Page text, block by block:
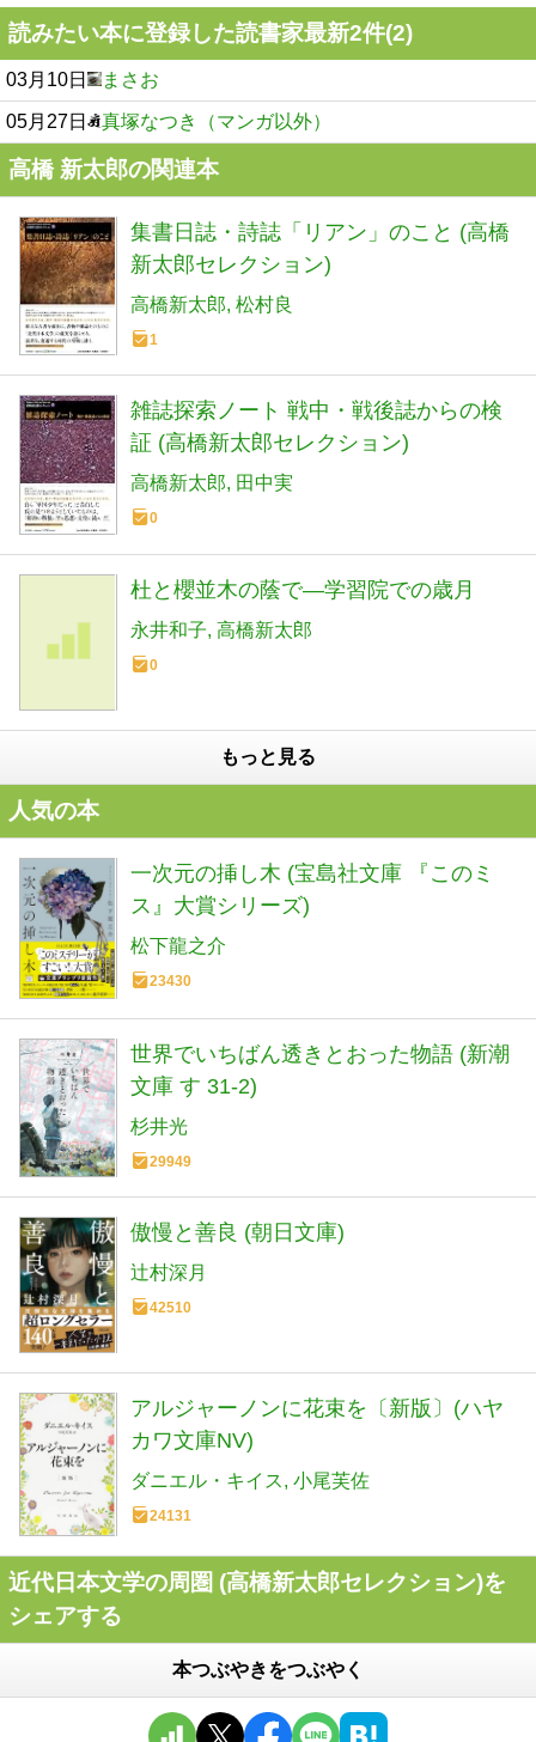
読みたい本に登録した読書家最新2件(2)
03月10日 まさお
05月27日 真塚なつき（マンガ以外）
高橋 新太郎の関連本
集書日誌・詩誌「リアン」のこと (高橋
新太郎セレクション)
高橋新太郎 松村良
1
雑誌探索ノート 戦中・戦後誌からの検
証 (高橋新太郎セレクション)
高橋新太郎 田中実
0
杜と櫻並木の蔭で―学習院での歳月
永井和子 高橋新太郎
0
もっと見る
人気の本
一次元の挿し木 (宝島社文庫 『このミ
ス』大賞シリーズ)
松下龍之介
23430
世界でいちばん透きとおった物語 (新潮
文庫 す 31-2)
杉井光
29949
傲慢と善良 (朝日文庫)
辻村深月
42510
アルジャーノンに花束を〔新版〕(ハヤ
カワ文庫NV)
ダニエル・キイス 小尾芙佐
24131
近代日本文学の周圏 (高橋新太郎セレクション)を
シェアする
本つぶやきをつぶやく